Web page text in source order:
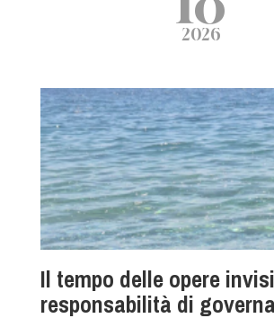
2026
Il tempo delle opere
responsabilità di